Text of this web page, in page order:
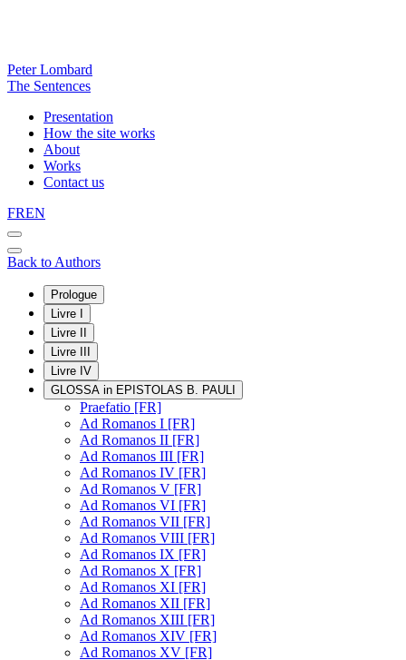
Peter Lombard
The Sentences
Presentation
How the site works
About
Works
Contact us
FREN
Back to Authors
Prologue
Livre I
Livre II
Livre III
Livre IV
GLOSSA in EPISTOLAS B. PAULI
Praefatio [FR]
Ad Romanos I [FR]
Ad Romanos II [FR]
Ad Romanos III [FR]
Ad Romanos IV [FR]
Ad Romanos V [FR]
Ad Romanos VI [FR]
Ad Romanos VII [FR]
Ad Romanos VIII [FR]
Ad Romanos IX [FR]
Ad Romanos X [FR]
Ad Romanos XI [FR]
Ad Romanos XII [FR]
Ad Romanos XIII [FR]
Ad Romanos XIV [FR]
Ad Romanos XV [FR]